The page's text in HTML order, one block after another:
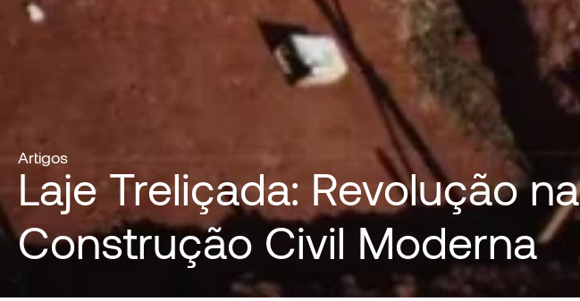
Artigos
Laje Treliçada: Revolução na
Construção Civil Moderna